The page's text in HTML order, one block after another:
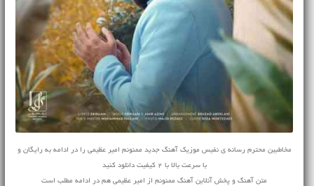
مخاطبین محترم رسانه ی نفیس موزیک آهنگ جدید ممنونم امیر عظیمی را در ادامه به رایگان و
با سرعت بالا با 2 کیفیت دانلود کنید
متن آهنگ و پخش آنلاین آهنگ ممنونم از امیر عظیمی هم در ادامه مطلب است